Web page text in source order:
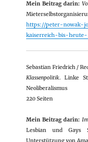
Mein Beitrag darin:
https://peter-nowak-
kaiserreich-bis-
Sebastian Friedrich /
Klassenpolitik. Linke
Neoliberalismus
220 Seiten
Mein Beitrag darin:
Lesbian und
Unterstützung von